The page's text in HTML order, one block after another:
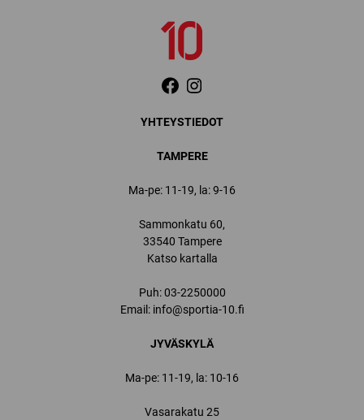
YHTEYSTIEDOT
TAMPERE
Ma-pe: 11-19, la: 9-16
Sammonkatu 60,
33540 Tampere
Katso kartalla
Puh:03-2250000
Email: info@sportia-10.fi
JYVÄSKYLÄ
Ma-pe: 11-19, la: 10-16
Vasarakatu 25